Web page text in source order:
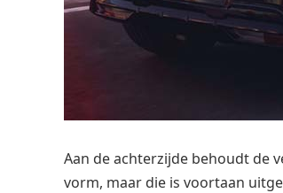
Aan de achterzijde behoudt de
vorm, maar die is voortaan